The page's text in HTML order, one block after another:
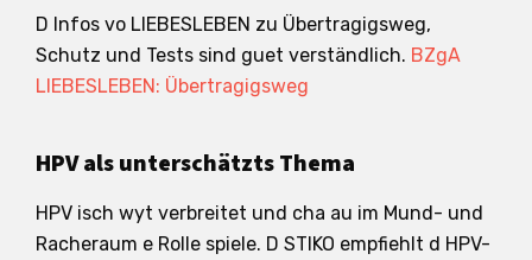
D Infos vo LIEBESLEBEN zu Übertragigsweg,
Schutz und Tests sind guet verständlich. BZgA
LIEBESLEBEN: Übertragigsweg
HPV als unterschätzts Thema
HPV isch wyt verbreitet und cha au im Mund- und
Racheraum e Rolle spiele. D STIKO empfiehlt d HPV-